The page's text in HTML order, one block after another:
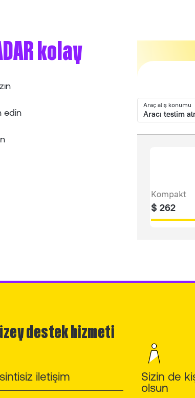
Araç alış konumu
Aracı teslim
Kompakt
$ 262
kolay
edin
destek hizmeti
iletişim
Sizin de
olsun